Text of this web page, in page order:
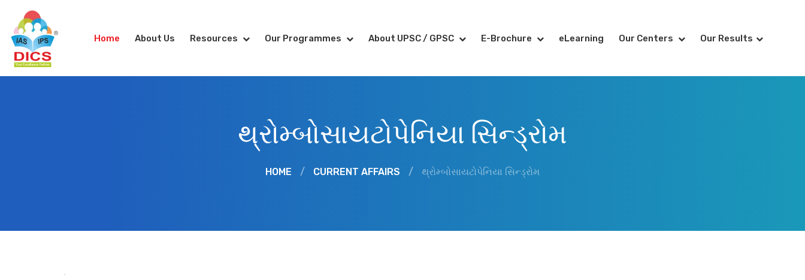
Home About Us Resources Our Programmes About UPSC / GPSC E-Brochure eLearning Our Centers Our Results
થ્રોમ્બોસાયટોપેનિયા સિન્ડ્રોમ
HOME / CURRENT AFFAIRS / થ્રોમ્બોસાયટોપેનિયા સિન્ડ્રોમ